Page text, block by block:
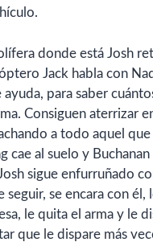
Jack habla con
para saber
Consiguen aterrizar
a todo aquel que
cae al suelo y Buchanan
sigue enfurruñado
seguir, se encara con él,
le quita el arma y le
que le dispare más